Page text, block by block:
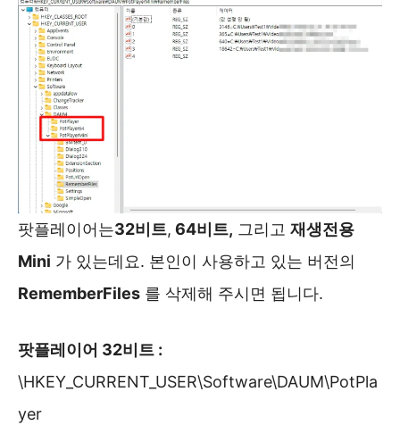
팟플레이어는32비트, 64비트, 그리고 재생전용
Mini 가 있는데요. 본인이 사용하고 있는 버전의
RememberFiles 를 삭제해 주시면 됩니다.
팟플레이어 32비트 :
\HKEY_CURRENT_USER\Software\DAUM\PotPla
yer